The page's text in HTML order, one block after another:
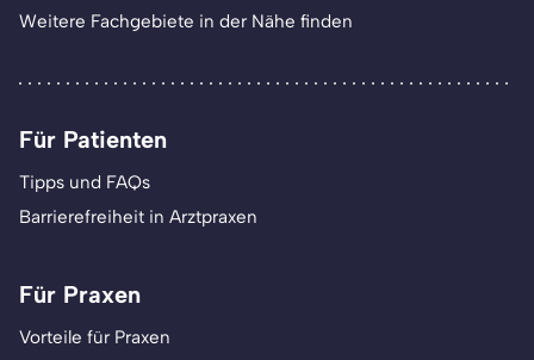
Weitere Fachgebiete in der Nähe finden
Für Patienten
Tipps und FAQs
Barrierefreiheit in Arztpraxen
Für Praxen
Vorteile für Praxen